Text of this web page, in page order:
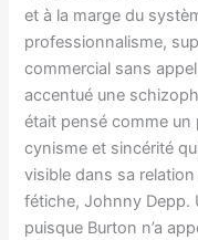
et à la marge du
professionnalisme,
commercial sans
accentué une
était pensé comme un
cynisme et sincérité
visible dans sa
fétiche, Johnny Depp.
puisque Burton n’a